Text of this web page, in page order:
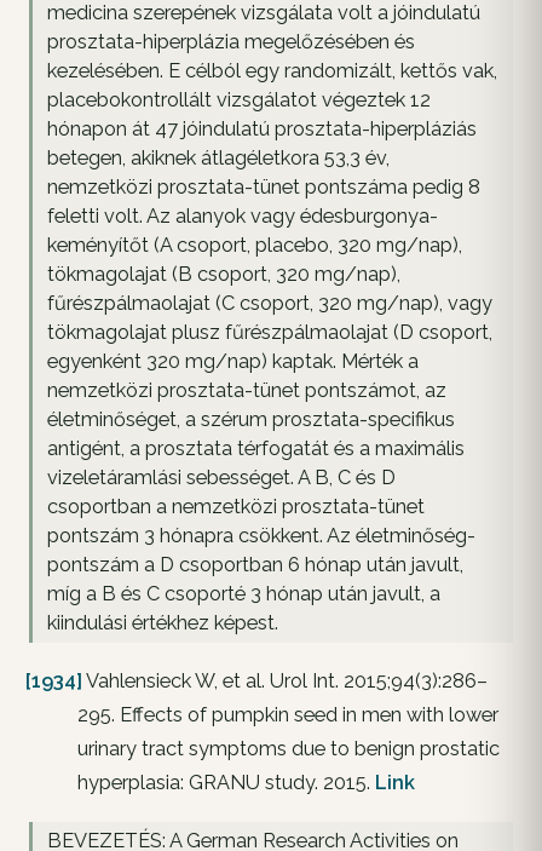
medicina szerepének vizsgálata volt a jóindulatú
prosztata-hiperplázia megelőzésében és
kezelésében. E célból egy randomizált, kettős vak,
placebokontrollált vizsgálatot végeztek 12
hónapon át 47 jóindulatú prosztata-hiperpláziás
betegen, akiknek átlagéletkora 53,3 év,
nemzetközi prosztata-tünet pontszáma pedig 8
feletti volt. Az alanyok vagy édesburgonya-
keményítőt (A csoport, placebo, 320 mg/nap),
tökmagolajat (B csoport, 320 mg/nap),
fűrészpálmaolajat (C csoport, 320 mg/nap), vagy
tökmagolajat plusz fűrészpálmaolajat (D csoport,
egyenként 320 mg/nap) kaptak. Mérték a
nemzetközi prosztata-tünet pontszámot, az
életminőséget, a szérum prosztata-specifikus
antigént, a prosztata térfogatát és a maximális
vizeletáramlási sebességet. A B, C és D
csoportban a nemzetközi prosztata-tünet
pontszám 3 hónapra csökkent. Az életminőség-
pontszám a D csoportban 6 hónap után javult,
míg a B és C csoporté 3 hónap után javult, a
kiindulási értékhez képest.
[1934] Vahlensieck W, et al. Urol Int. 2015;94(3):286–
295. Effects of pumpkin seed in men with lower
urinary tract symptoms due to benign prostatic
hyperplasia: GRANU study. 2015. Link
BEVEZETÉS: A German Research Activities on